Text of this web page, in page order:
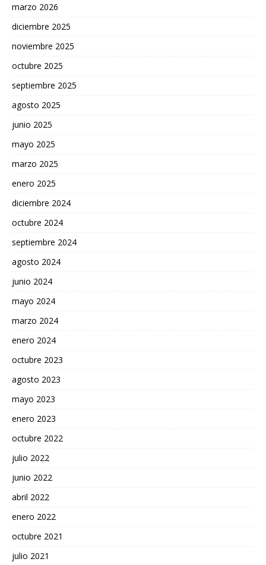
marzo 2026
diciembre 2025
noviembre 2025
octubre 2025
septiembre 2025
agosto 2025
junio 2025
mayo 2025
marzo 2025
enero 2025
diciembre 2024
octubre 2024
septiembre 2024
agosto 2024
junio 2024
mayo 2024
marzo 2024
enero 2024
octubre 2023
agosto 2023
mayo 2023
enero 2023
octubre 2022
julio 2022
junio 2022
abril 2022
enero 2022
octubre 2021
julio 2021